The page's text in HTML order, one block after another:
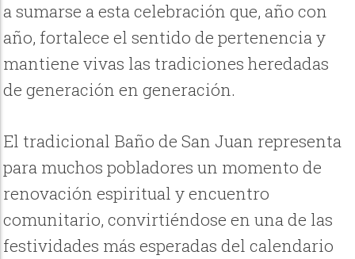
a sumarse a esta celebración que, año con
año, fortalece el sentido de pertenencia y
mantiene vivas las tradiciones heredadas
de generación en generación.
El tradicional Baño de San Juan representa
para muchos pobladores un momento de
renovación espiritual y encuentro
comunitario, convirtiéndose en una de las
festividades más esperadas del calendario